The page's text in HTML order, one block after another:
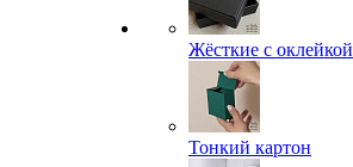
Жёсткие с оклейкой
Тонкий картон